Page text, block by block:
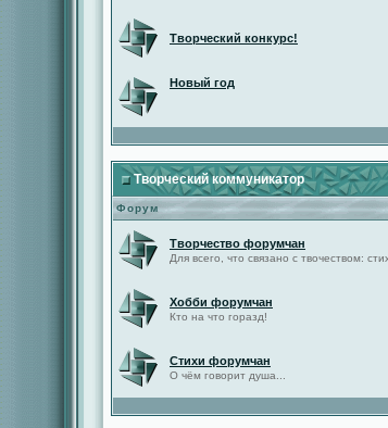
Творческий конкурс!
Новый год
Творческий коммуникатор
Форум
Творчество форумчан
Для всего, что связано с твочеством:
Хобби форумчан
Кто на что горазд!
Стихи форумчан
О чём говорит душа...